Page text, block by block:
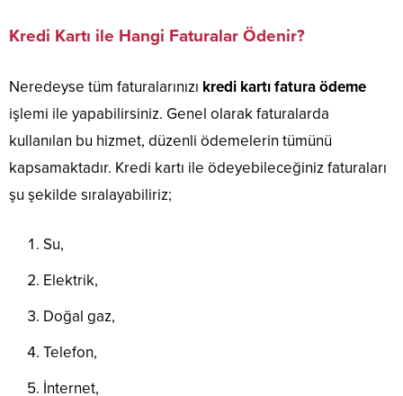
Kredi Kartı ile Hangi Faturalar Ödenir?
Neredeyse tüm faturalarınızı kredi kartı fatura ödeme
işlemi ile yapabilirsiniz. Genel olarak faturalarda
kullanılan bu hizmet, düzenli ödemelerin tümünü
kapsamaktadır. Kredi kartı ile ödeyebileceğiniz faturaları
şu şekilde sıralayabiliriz;
Su,
Elektrik,
Doğal gaz,
Telefon,
İnternet,